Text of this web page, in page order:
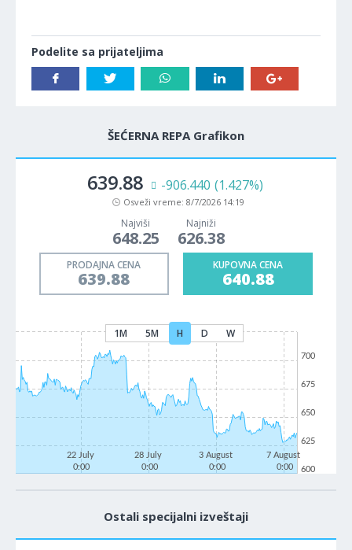
Podelite sa prijateljima
ŠEĆERNA REPA Grafikon
639.88 -906.440 (1.427%)
Osveži vreme: 8/7/2026 14:19
Najviši
648.25
Najniži
626.38
PRODAJNA CENA
639.88
KUPOVNA CENA
640.88
1M 5M H D W
22 July
0:00
28 July
0:00
3 August
0:00
7 August
0:00
600
650
700
625
675
Ostali specijalni izveštaji